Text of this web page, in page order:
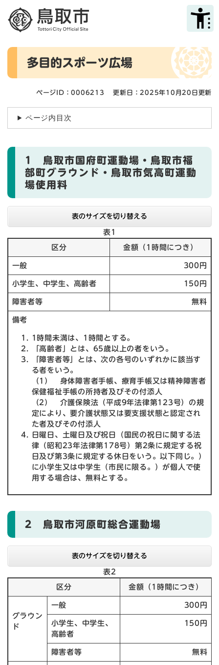
メニューを飛ばして本文へ
本
多目的スポーツ広場
ページID：0006213 更新日：2025年10月20日更新
ページ内目次
1 鳥取市国府町運動場・鳥取市福
部町グラウンド・鳥取市気高町運動
場使用料
表のサイズを切り替える
表1
区分 金額（1時間につき）
一般 300円
小学生、中学生、高齢者 150円
障害者等 無料
備考
1時間未満は、1時間とする。
「高齢者」とは、65歳以上の者をいう。
「障害者等」とは、次の各号のいずれかに該当す
る者をいう。
（1） 身体障害者手帳、療育手帳又は精神障害者
保健福祉手帳の所持者及びその付添人
（2） 介護保険法（平成9年法律第123号）の規
定により、要介護状態又は要支援状態と認定され
た者及びその付添人
日曜日、土曜日及び祝日（国民の祝日に関する法
律（昭和23年法律第178号）第2条に規定する祝
日及び第3条に規定する休日をいう。以下同じ。）
に小学生又は中学生（市民に限る。）が個人で使
用する場合は、無料とする。
2 鳥取市河原町総合運動場
表のサイズを切り替える
表2
区分 金額（1時間につき）
グラウン
ド
一般 300円
小学生、中学生、
高齢者
150円
障害者等 無料